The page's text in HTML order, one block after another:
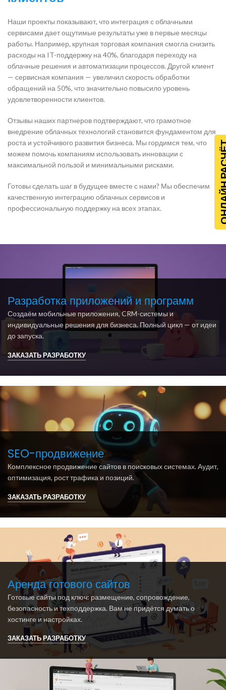
Наши проекты показывают, что интеграция с облачными
сервисами дает ощутимые результаты уже в первые месяцы
работы. Например, крупная торговая компания смогла снизить
расходы на IT-поддержку на 40%, благодаря переходу на
облачные решения и автоматизации процессов. Другой клиент
— сервисная компания — увеличил скорость обработки
обращений на 50%, что значительно повысило уровень
удовлетворенности клиентов.
Отзывы наших партнеров подтверждают, что грамотное
внедрение облачных технологий становится фундаментом для
роста и устойчивого развития бизнеса. Мы гордимся тем, что
можем помочь компаниям использовать инновации с
максимальной пользой и минимальными рисками.
Готовы сделать шаг в будущее вместе с нами? Мы обеспечим
качественную интеграцию облачных сервисов и
профессиональную поддержку на всех этапах.
Разработка приложений и программ
Создаём мобильные приложения, CRM-системы и
индивидуальные решения для бизнеса. Полный цикл — от идеи
до запуска.
ЗАКАЗАТЬ РАЗРАБОТКУ
SEO-продвижение
Комплексное продвижение сайтов в поисковых системах. Аудит,
оптимизация, рост трафика и позиций.
ЗАКАЗАТЬ РАЗРАБОТКУ
Аренда готового сайтов
Готовые сайты под ключ: размещение, сопровождение,
безопасность и техподдержка. Вам не придётся думать о
хостинге и настройках.
ЗАКАЗАТЬ РАЗРАБОТКУ